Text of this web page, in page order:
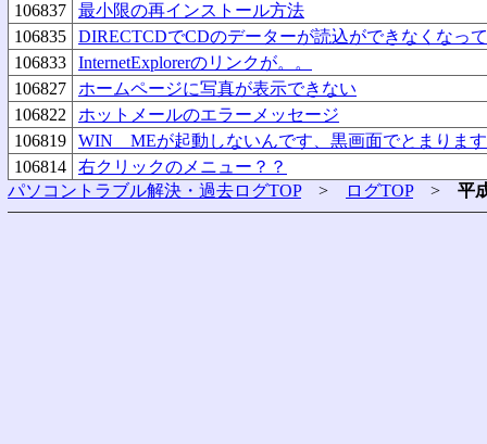
106837
最小限の再インストール方法
106835
DIRECTCDでCDのデーターが読込ができなくなっ
106833
InternetExplorerのリンクが。。
106827
ホームページに写真が表示できない
106822
ホットメールのエラーメッセージ
106819
WIN MEが起動しないんです、黒画面でとまります
106814
右クリックのメニュー？？
パソコントラブル解決・過去ログTOP> ログTOP> 平